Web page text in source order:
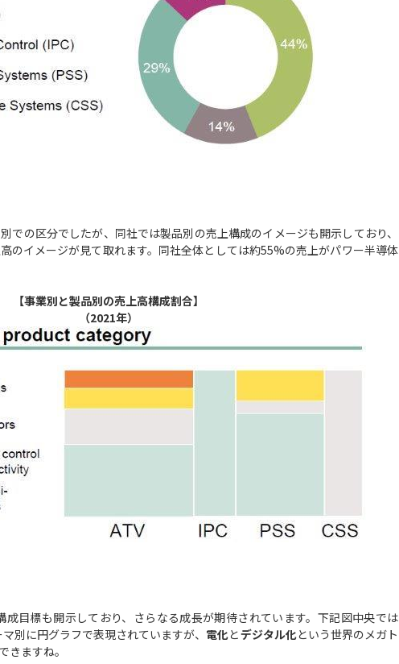
での区分でしたが、同社では製品別の売上構成のイメージも開示しており、
のイメージが見て取れます。同社全体としては約55%の売上がパワー半導体
【事業別と製品別の売上高構成割合】
（2021年）
成目標も開示しており、さらなる成長が期待されています。下記図中央では
別に円グラフで表現されていますが、 電化とデジタル化という世界のメガト
きますね。